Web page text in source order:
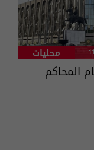
محليات
المحاكم